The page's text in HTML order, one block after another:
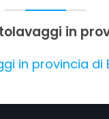
in
in provincia di